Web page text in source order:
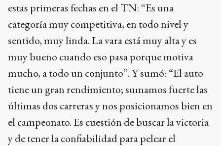
estas primeras fechas en el TN: “Es una
categoría muy competitiva, en todo nivel y
sentido, muy linda. La vara está muy alta y es
muy bueno cuando eso pasa porque motiva
mucho, a todo un conjunto”. Y sumó: “El auto
tiene un gran rendimiento; sumamos fuerte las
últimas dos carreras y nos posicionamos bien en
el campeonato. Es cuestión de buscar la victoria
y de tener la confiabilidad para pelear el